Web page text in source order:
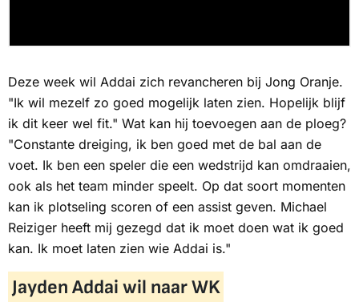
Deze week wil Addai zich revancheren bij Jong Oranje.
"Ik wil mezelf zo goed mogelijk laten zien. Hopelijk blijf
ik dit keer wel fit." Wat kan hij toevoegen aan de ploeg?
"Constante dreiging, ik ben goed met de bal aan de
voet. Ik ben een speler die een wedstrijd kan omdraaien,
ook als het team minder speelt. Op dat soort momenten
kan ik plotseling scoren of een assist geven. Michael
Reiziger heeft mij gezegd dat ik moet doen wat ik goed
kan. Ik moet laten zien wie Addai is."
Jayden Addai wil naar WK